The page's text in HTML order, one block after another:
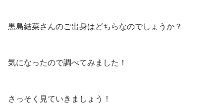
黒島結菜さんのご出身はどちらなのでしょうか？
気になったので調べてみました！
さっそく見ていきましょう！